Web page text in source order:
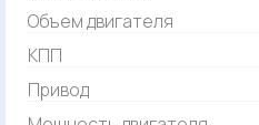
Объем двигателя
КПП
Привод